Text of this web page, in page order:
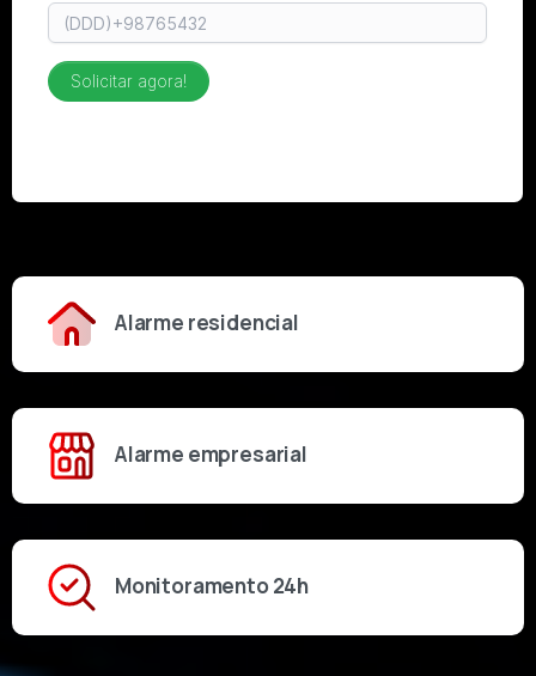
Alarme residencial
Alarme empresarial
Monitoramento 24h